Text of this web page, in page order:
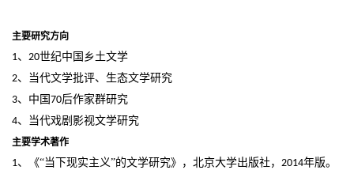
主要研究方向
1、 20世纪中国乡土文学
2、当代文学批评、生态文学研究
3、中国70后作家群研究
4、当代戏剧影视文学研究
主要学术著作
1、《“当下现实主义”的文学研究》，北京大学出版社， 2014年版。